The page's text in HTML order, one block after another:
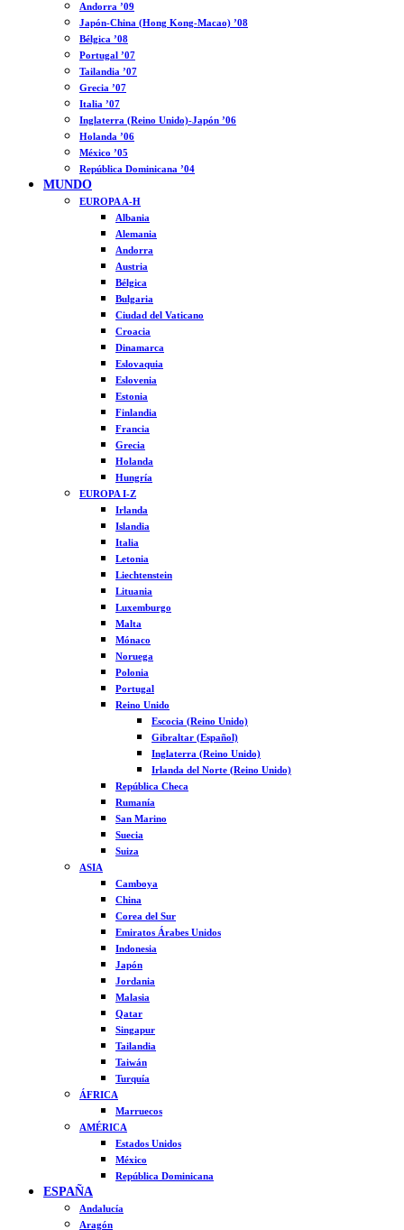
Andorra ’09
Japón-China (Hong Kong-Macao) ’08
Bélgica ’08
Portugal ’07
Tailandia ’07
Grecia ’07
Italia ’07
Inglaterra (Reino Unido)-Japón ’06
Holanda ’06
México ’05
República Dominicana ’04
MUNDO
EUROPA A-H
Albania
Alemania
Andorra
Austria
Bélgica
Bulgaria
Ciudad del Vaticano
Croacia
Dinamarca
Eslovaquia
Eslovenia
Estonia
Finlandia
Francia
Grecia
Holanda
Hungría
EUROPA I-Z
Irlanda
Islandia
Italia
Letonia
Liechtenstein
Lituania
Luxemburgo
Malta
Mónaco
Noruega
Polonia
Portugal
Reino Unido
Escocia (Reino Unido)
Gibraltar (Español)
Inglaterra (Reino Unido)
Irlanda del Norte (Reino Unido)
República Checa
Rumanía
San Marino
Suecia
Suiza
ASIA
Camboya
China
Corea del Sur
Emiratos Árabes Unidos
Indonesia
Japón
Jordania
Malasia
Qatar
Singapur
Tailandia
Taiwán
Turquía
ÁFRICA
Marruecos
AMÉRICA
Estados Unidos
México
República Dominicana
ESPAÑA
Andalucía
Aragón